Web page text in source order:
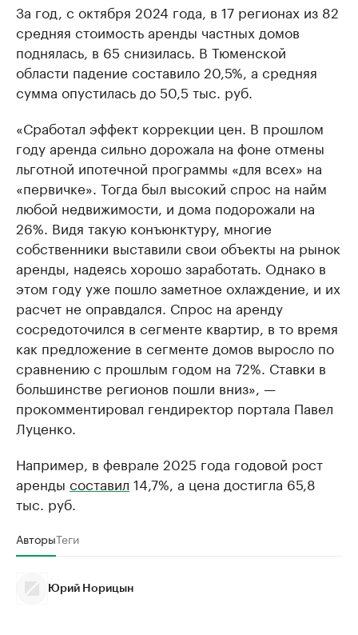
За год, с октября 2024 года, в 17 регионах из 82
средняя стоимость аренды частных домов
поднялась, в 65 снизилась. В Тюменской
области падение составило 20,5%, а средняя
сумма опустилась до 50,5 тыс. руб.
«Сработал эффект коррекции цен. В прошлом
году аренда сильно дорожала на фоне отмены
льготной ипотечной программы «для всех» на
«первичке». Тогда был высокий спрос на найм
любой недвижимости, и дома подорожали на
26%. Видя такую конъюнктуру, многие
собственники выставили свои объекты на рынок
аренды, надеясь хорошо заработать. Однако в
этом году уже пошло заметное охлаждение, и их
расчет не оправдался. Спрос на аренду
сосредоточился в сегменте квартир, в то время
как предложение в сегменте домов выросло по
сравнению с прошлым годом на 72%. Ставки в
большинстве регионов пошли вниз», —
прокомментировал гендиректор портала Павел
Луценко.
Например, в феврале 2025 года годовой рост
аренды составил 14,7%, а цена достигла 65,8
тыс. руб.
АвторыТеги
Юрий Норицын